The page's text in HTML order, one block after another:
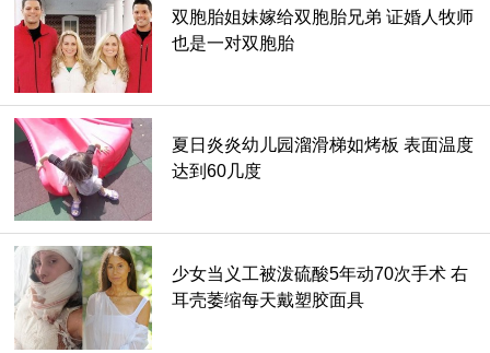
双胞胎姐妹嫁给双胞胎兄弟 证婚人牧师
也是一对双胞胎
夏日炎炎幼儿园溜滑梯如烤板 表面温度
达到60几度
少女当义工被泼硫酸5年动70次手术 右
耳壳萎缩每天戴塑胶面具